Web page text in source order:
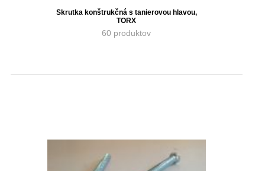
Skrutka konštrukčná s tanierovou hlavou,
TORX
60 produktov